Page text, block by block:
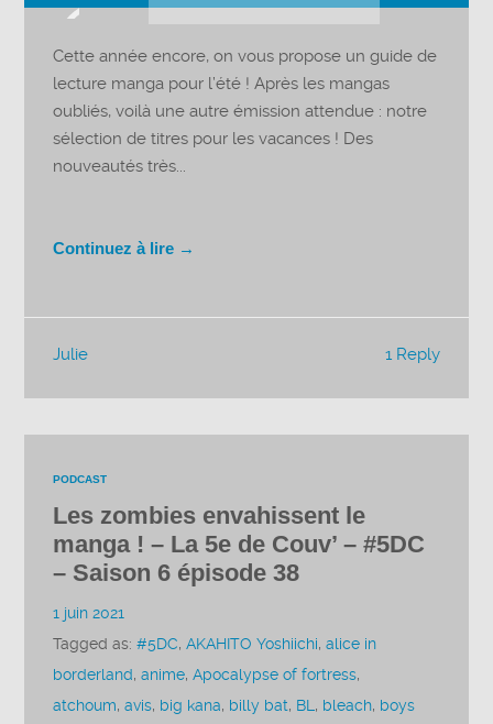
audio
Cette année encore, on vous propose un guide de
lecture manga pour l’été ! Après les mangas
oubliés, voilà une autre émission attendue : notre
sélection de titres pour les vacances ! Des
nouveautés très...
Continuez à lire →
1 Reply
Julie
PODCAST
Les zombies envahissent le
manga ! – La 5e de Couv’ – #5DC
– Saison 6 épisode 38
1 juin 2021
Tagged as:#5DC,AKAHITO Yoshiichi,alice in
borderland,anime,Apocalypse of fortress,
atchoum,avis, big kana, billy bat, BL, bleach, boys